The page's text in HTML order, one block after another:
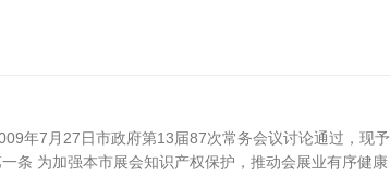
年7月27日市政府第13届87次常务会议讨论通过，现予
条 为加强本市展会知识产权保护，推动会展业有序健康